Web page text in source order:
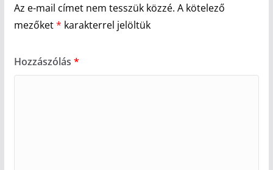
Az e-mail címet nem tesszük közzé. A kötelező
mezőket* karakterrel jelöltük
Hozzászólás *